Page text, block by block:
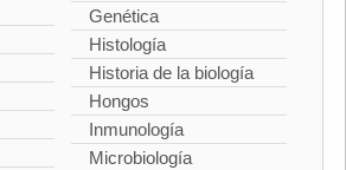
Genética
Histología
Historia de la biología
Hongos
Inmunología
Microbiología